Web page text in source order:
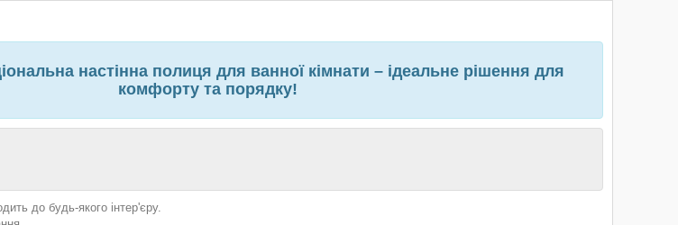
настінна полиця для ванної кімнати – ідеальне рішення для
комфорту та порядку!
до будь-якого інтер'єру.